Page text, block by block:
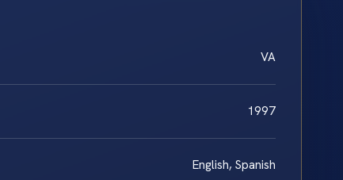
VA
1997
English, Spanish